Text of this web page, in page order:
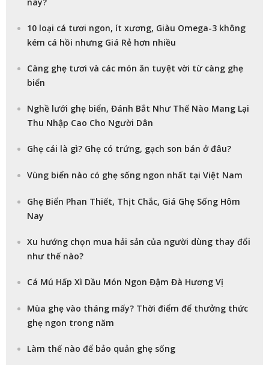
10 loại cá tươi ngon, ít xương, Giàu Omega-3 không
kém cá hồi nhưng Giá Rẻ hơn nhiều
Càng ghẹ tươi và các món ăn tuyệt vời từ càng ghẹ
biển
Nghề lưới ghẹ biển, Đánh Bắt Như Thế Nào Mang Lại
Thu Nhập Cao Cho Người Dân
Ghẹ cái là gì? Ghẹ có trứng, gạch son bán ở đâu?
Vùng biển nào có ghẹ sống ngon nhất tại Việt Nam
Ghẹ Biển Phan Thiết, Thịt Chắc, Giá Ghẹ Sống Hôm
Nay
Xu hướng chọn mua hải sản của người dùng thay đổi
như thế nào?
Cá Mú Hấp Xì Dầu Món Ngon Đậm Đà Hương Vị
Mùa ghẹ vào tháng mấy? Thời điểm để thưởng thức
ghẹ ngon trong năm
Làm thế nào để bảo quản ghẹ sống